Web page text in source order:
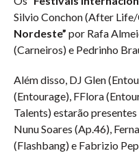
Silvio Conchon (After
Nordeste” por Rafa
(Carneiros) e Pedrinho
Além disso, DJ Glen
(Entourage), FFlora
Talents) estarão presentes
Nunu Soares (Ap.46),
(Flashbang) e Fabrizio